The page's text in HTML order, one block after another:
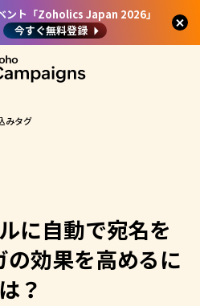
ント「Zoholics Japan 2026」
今すぐ無料登録
みタグ
に自動で宛名を
効果を高めるに
は？